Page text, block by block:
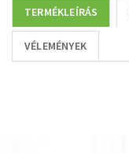
TERMÉKLEÍRÁS
VÉLEMÉNYEK